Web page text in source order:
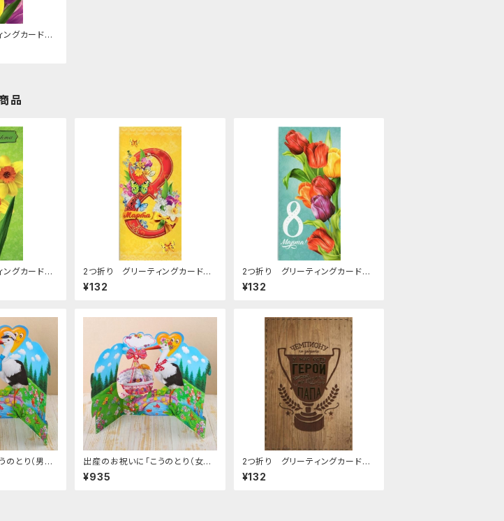
ングカード
品
ングカード
2つ折り グリーティングカード
(女性の日) C-67
¥132
2つ折り グリーティングカード
(女性の日) C-65
¥132
のとり（男の
出産のお祝いに「こうのとり（女の
子）」飛び出すカード
¥935
2つ折り グリーティングカード
C-58
¥132